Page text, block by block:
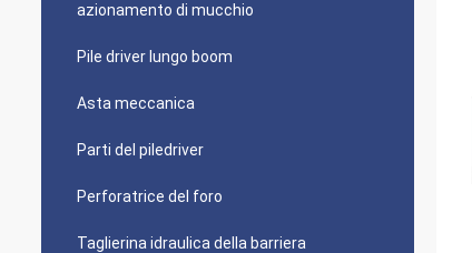
azionamento di mucchio
Pile driver lungo boom
Asta meccanica
Parti del piledriver
Perforatrice del foro
Taglierina idraulica della barriera